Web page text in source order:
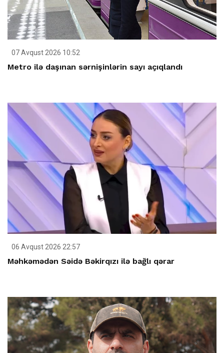
07 Avqust 2026 10:52
Metro ilə daşınan sərnişinlərin sayı açıqlandı
06 Avqust 2026 22:57
Məhkəmədən Səidə Bəkirqızı ilə bağlı qərar